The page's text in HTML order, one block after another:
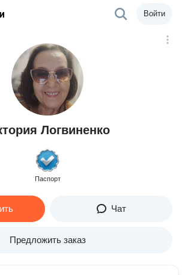
Войти
Логвиненко
Паспорт
Чат
Предложить заказ